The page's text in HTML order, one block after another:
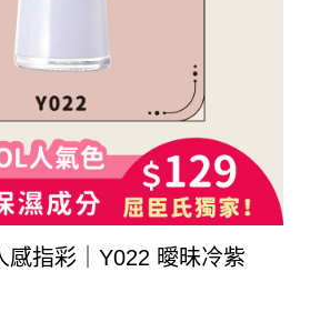
感指彩｜Y022 曖昧冷紫